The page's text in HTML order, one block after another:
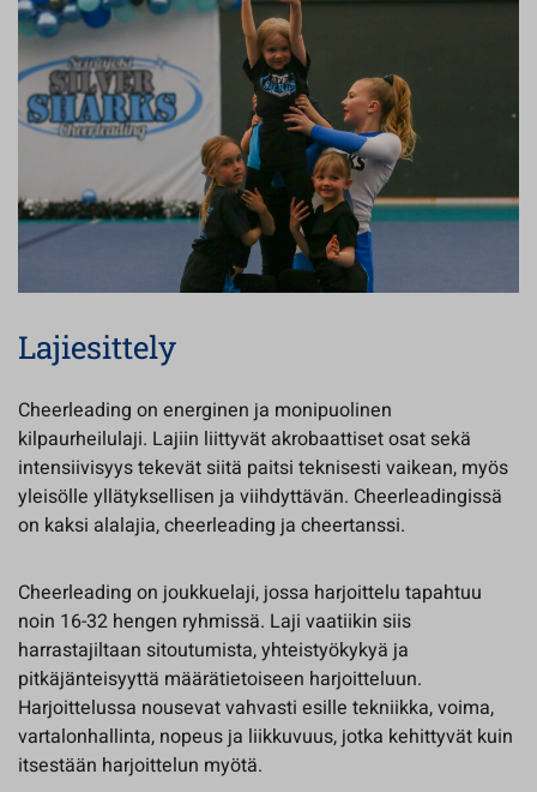
Lajiesittely
Cheerleading on energinen ja monipuolinen
kilpaurheilulaji. Lajiin liittyvät akrobaattiset osat sekä
intensiivisyys tekevät siitä paitsi teknisesti vaikean, myös
yleisölle yllätyksellisen ja viihdyttävän. Cheerleadingissä
on kaksi alalajia, cheerleading ja cheertanssi.
Cheerleading on joukkuelaji, jossa harjoittelu tapahtuu
noin 16-32 hengen ryhmissä. Laji vaatiikin siis
harrastajiltaan sitoutumista, yhteistyökykyä ja
pitkäjänteisyyttä määrätietoiseen harjoitteluun.
Harjoittelussa nousevat vahvasti esille tekniikka, voima,
vartalonhallinta, nopeus ja liikkuvuus, jotka kehittyvät kuin
itsestään harjoittelun myötä.